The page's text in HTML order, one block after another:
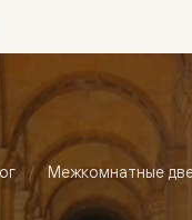
Межкомнатные